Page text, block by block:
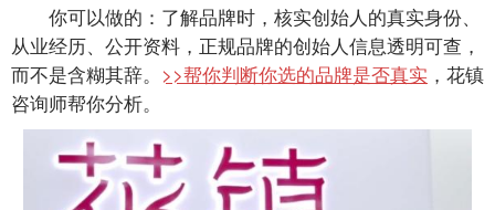
你可以做的：了解品牌时，核实创始人的真实身份、
从业经历、公开资料，正规品牌的创始人信息透明可查，
而不是含糊其辞。 >>帮你判断你选的品牌是否真实 ，花镇
咨询师帮你分析。